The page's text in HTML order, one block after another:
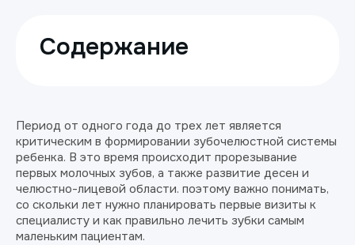
Содержание
Период от одного года до трех лет является
критическим в формировании зубочелюстной системы
ребенка. В это время происходит прорезывание
первых молочных зубов, а также развитие десен и
челюстно-лицевой области. поэтому важно понимать,
со скольки лет нужно планировать первые визиты к
специалисту и как правильно лечить зубки самым
маленьким пациентам.